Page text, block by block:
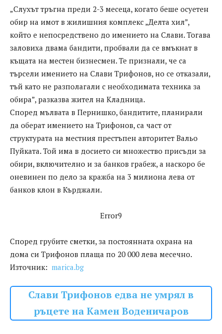
„Слухът тръгна преди 2-3 месеца, когато беше осуетен
обир на имот в жилишния комплекс „Делта хил”,
който е непосредствено до имението на Слави. Тогава
заловиха двама бандити, пробвали да се вмъкнат в
къщата на местен бизнесмен. Те признали, че са
търсели имението на Слави Трифонов, но се отказали,
тъй като не разполагали с необходимата техника за
обира”, разказва жител на Кладница.
Според мълвата в Пернишко, бандитите, планирали
да оберат имението на Трифонов, са част от
структурата на местния престъпен авторитет Вальо
Пуйката. Той има в досието си множество присъди за
обири, включително и за банков грабеж, а наскоро бе
оневинен по дело за кражба на 3 милиона лева от
банков клон в Кърджали.
Error9
Според грубите сметки, за постоянната охрана на
дома си Трифонов плаща по 20 000 лева месечно.
Източник: marica.bg
Слави Трифонов едва не умрял в
ръцете на Камен Воденичаров